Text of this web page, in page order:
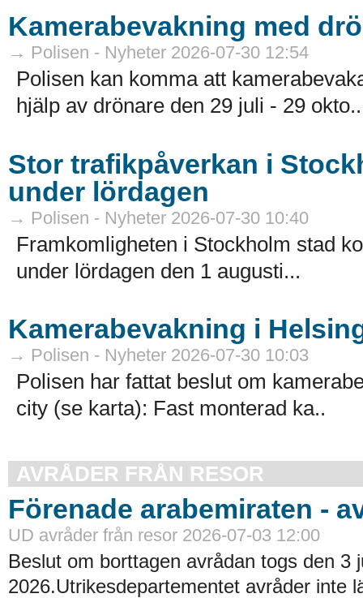
Kamerabevakning med
→ Polisen - Nyheter 2026-07-30 12:54
Polisen kan komma att
hjälp av drönare den 29 juli - 29 okto..
Stor trafikpåverkan i
under lördagen
→ Polisen - Nyheter 2026-07-30 10:40
Framkomligheten i Stockholm stad
under lördagen den 1 augusti...
Kamerabevakning i
→ Polisen - Nyheter 2026-07-30 10:03
Polisen har fattat beslut om
city (se karta): Fast monterad ka..
AVRÅDER FRÅN RESOR
Förenade arabemiraten -
UD avråder från resor 2026-07-03 12:00
Beslut om borttagen avrådan togs den 3
2026.Utrikesdepartementet avråder inte